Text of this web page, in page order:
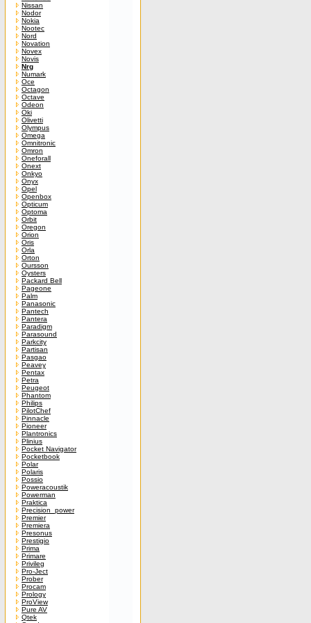
Nissan
Nodor
Nokia
Nootec
Nord
Novation
Novex
Novis
Nrg
Numark
Oce
Octagon
Octave
Odeon
Oki
Olivetti
Olympus
Omega
Omnitronic
Omron
Oneforall
Onext
Onkyo
Onyx
Opel
Openbox
Opticum
Optoma
Orbit
Oregon
Orion
Oris
Orla
Orton
Oursson
Oysters
Packard Bell
Pageone
Palm
Panasonic
Pantech
Pantera
Paradigm
Parasound
Parkcity
Partisan
Pasgao
Peavey
Pentax
Petra
Peugeot
Phantom
Philips
PilotChef
Pinnacle
Pioneer
Plantronics
Plinius
Pocket Navigator
Pocketbook
Polar
Polaris
Possio
Poweracoustik
Powerman
Praktica
Precision_power
Premier
Premiera
Presonus
Prestigio
Prima
Primare
Privileg
Pro-Ject
Prober
Procam
Prology
ProView
Pure AV
Qtek